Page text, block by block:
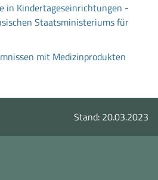
in Kindertageseinrichtungen -
Staatsministeriums für
mit Medizinprodukten
Stand: 20.03.2023